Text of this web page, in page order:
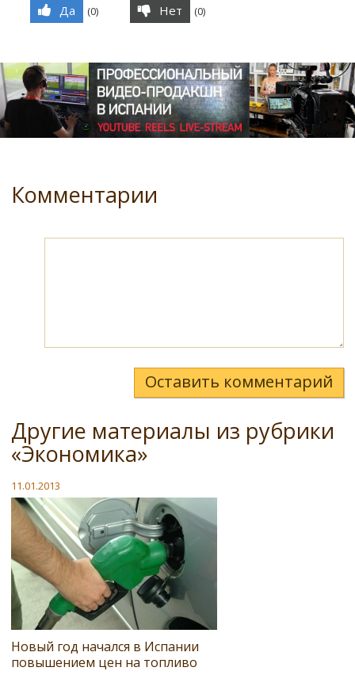
Да (0) Нет (0)
Комментарии
Оставить комментарий
Другие материалы из рубрики
«Экономика»
11.01.2013
Новый год начался в Испании
повышением цен на топливо